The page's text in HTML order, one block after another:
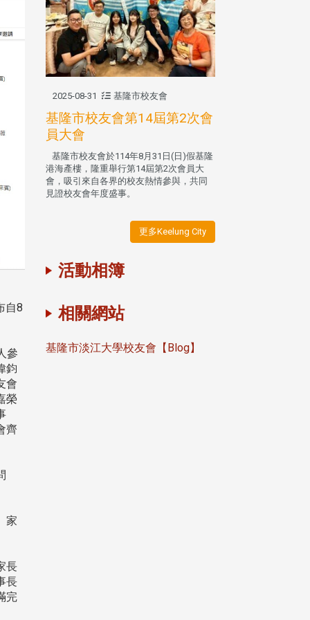
自8
參
鈞
會
榮
齊
家
長
長
完
2025-08-31 基隆市校友會
基隆市校友會第14屆第2次會
員大會
基隆市校友會於114年8月31日(日)假基隆
港海產樓，隆重舉行第14屆第2次會員大
會，吸引來自各界的校友熱情參與，共同
見證校友會年度盛事。
更多Keelung City
活動相簿
相關網站
基隆市淡江大學校友會【Blog】